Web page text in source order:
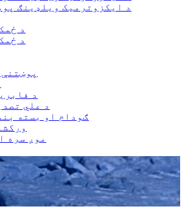
د ایکزوترمیک ویلډینګ
د
د
د
د علي
ګودام او بسته
موږ سره